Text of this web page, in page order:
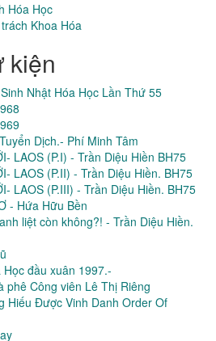
Hóa Học
Khoa Hóa
kiện
Nhật Hóa Học Lần Thứ 55
Dịch.- Phí Minh Tâm
LAOS (P.I) - Trần Diệu Hiền BH75
LAOS (P.II) - Trần Diệu Hiền. BH75
LAOS (P.III) - Trần Diệu Hiền. BH75
- Hứa Hữu Bền
liệt còn không?! - Trần Diệu Hiền.
Học đầu xuân 1997.-
phê Công viên Lê Thị Riêng
Hiếu Được Vinh Danh Order Of